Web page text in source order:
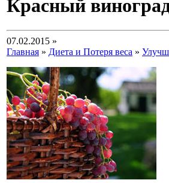
Красный
07.02.2015 »
Главная » Диета и Потеря веса »